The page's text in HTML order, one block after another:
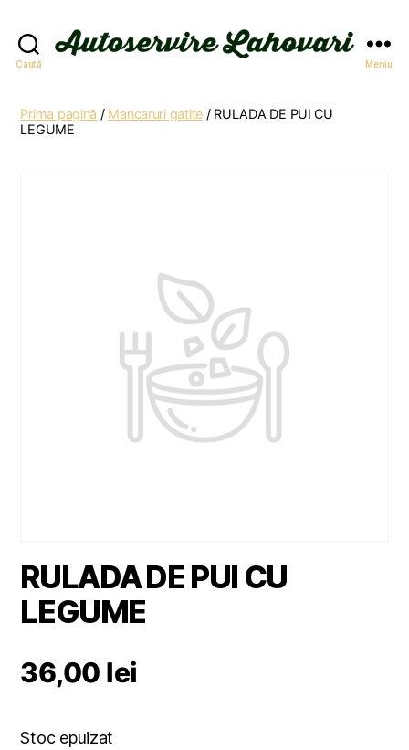
Caută Meniu
Prima pagină / Mancaruri gatite / RULADA DE PUI CU
LEGUME
RULADA DE PUI CU
LEGUME
36,00 lei
Stoc epuizat